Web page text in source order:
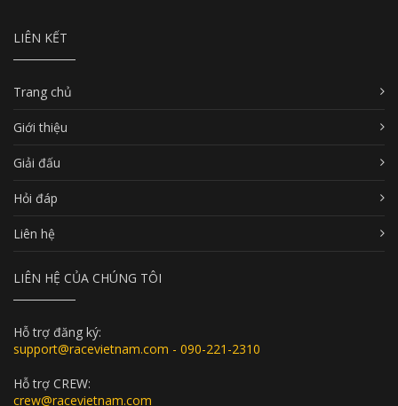
LIÊN KẾT
Trang chủ
Giới thiệu
Giải đấu
Hỏi đáp
Liên hệ
LIÊN HỆ CỦA CHÚNG TÔI
Hỗ trợ đăng ký:
support@racevietnam.com - 090-221-2310
Hỗ trợ CREW:
crew@racevietnam.com